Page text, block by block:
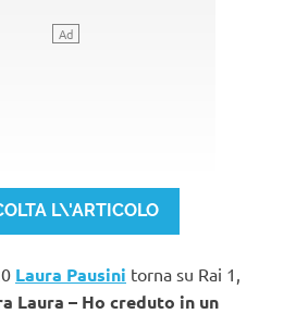
L\'ARTICOLO
Laura Pausini torna su Rai 1,
Laura – Ho creduto in un